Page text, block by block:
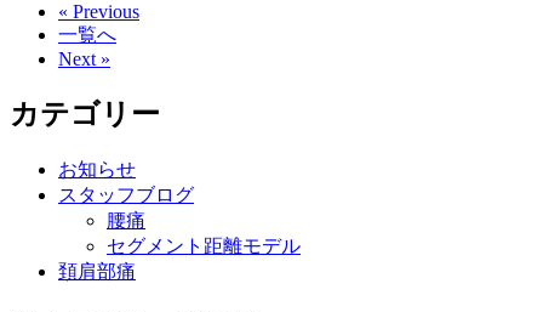
« Previous
一覧へ
Next »
カテゴリー
お知らせ
スタッフブログ
腰痛
セグメント距離モデル
頚肩部痛